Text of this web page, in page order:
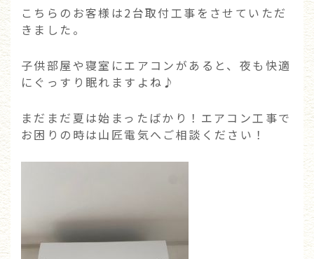
こちらのお客様は2台取付工事をさせていただ
きました。
子供部屋や寝室にエアコンがあると、夜も快適
にぐっすり眠れますよね♪
まだまだ夏は始まったばかり！エアコン工事で
お困りの時は山匠電気へご相談ください！